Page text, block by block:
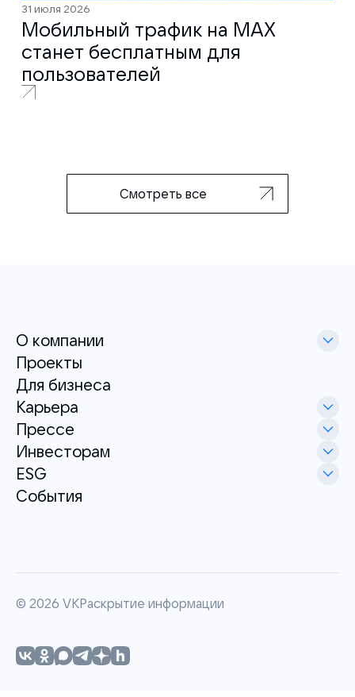
31 июля 2026
Мобильный трафик на MAX
станет бесплатным для
пользователей
Смотреть все
О компании
Проекты
Для бизнеса
Карьера
Прессе
Инвесторам
ESG
События
© 2026 VKРаскрытие информации